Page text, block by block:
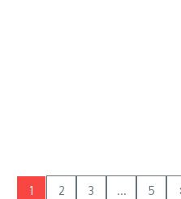
1 2 3 ... 5